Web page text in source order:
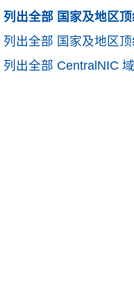
列出全部 国家及地区
列出全部 国家及地区
列出全部 CentralNIC